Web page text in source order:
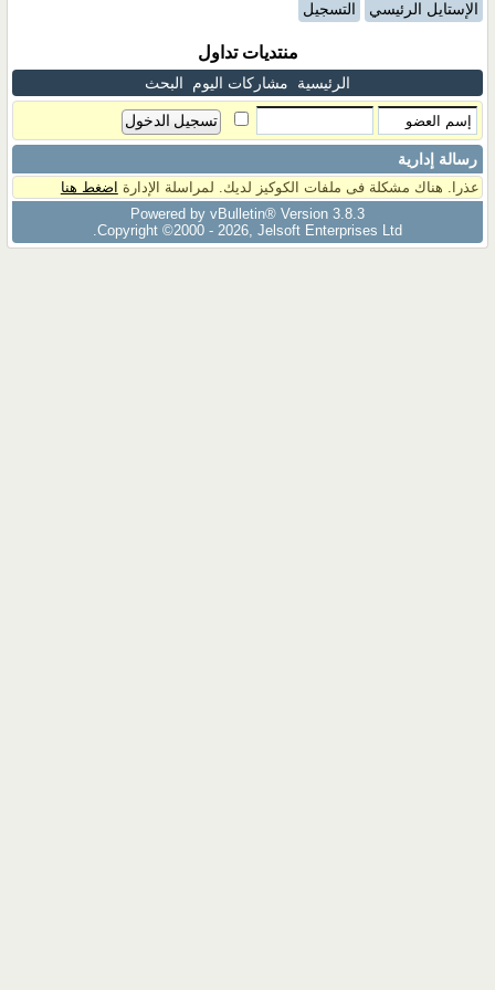
الإستايل الرئيسي التسجيل
منتديات تداول
الرئيسية مشاركات اليوم البحث
رسالة إدارية
عذرا. هناك مشكلة فى ملفات الكوكيز لديك. لمراسلة الإدارة اضغط هنا
Powered by vBulletin® Version 3.8.3
Copyright ©2000 - 2026, Jelsoft Enterprises Ltd.